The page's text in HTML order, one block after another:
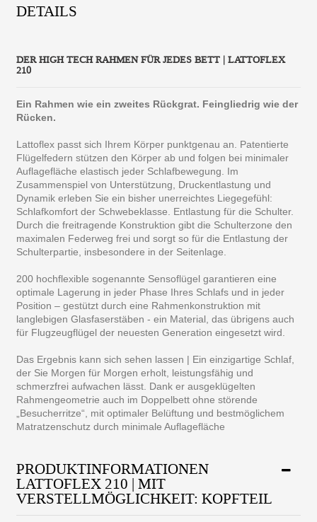
DETAILS
DER HIGH TECH RAHMEN FÜR JEDES BETT | LATTOFLEX
210
Ein Rahmen wie ein zweites Rückgrat. Feingliedrig wie der
Rücken.
Lattoflex passt sich Ihrem Körper punktgenau an. Patentierte
Flügelfedern stützen den Körper ab und folgen bei minimaler
Auflagefläche elastisch jeder Schlafbewegung. Im
Zusammenspiel von Unterstützung, Druckentlastung und
Dynamik erleben Sie ein bisher unerreichtes Liegegefühl:
Schlafkomfort der Schwebeklasse. Entlastung für die Schulter.
Durch die freitragende Konstruktion gibt die Schulterzone den
maximalen Federweg frei und sorgt so für die Entlastung der
Schulterpartie, insbesondere in der Seitenlage.
200 hochflexible sogenannte Sensoflügel garantieren eine
optimale Lagerung in jeder Phase Ihres Schlafs und in jeder
Position – gestützt durch eine Rahmenkonstruktion mit
langlebigen Glasfaserstäben - ein Material, das übrigens auch
für Flugzeugflügel der neuesten Generation eingesetzt wird.
Das Ergebnis kann sich sehen lassen | Ein einzigartige Schlaf,
der Sie Morgen für Morgen erholt, leistungsfähig und
schmerzfrei aufwachen lässt. Dank er ausgeklügelten
Rahmengeometrie auch im Doppelbett ohne störende
„Besucherritze“, mit optimaler Belüftung und bestmöglichem
Matratzenschutz durch minimale Auflagefläche
PRODUKTINFORMATIONEN
LATTOFLEX 210 | MIT
VERSTELLMÖGLICHKEIT: KOPFTEIL